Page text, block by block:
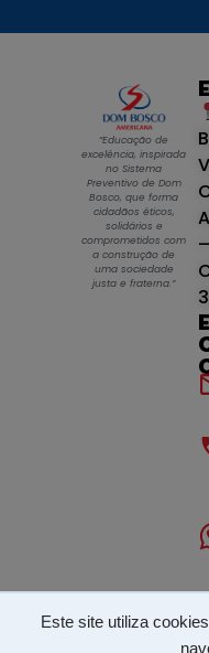
Este site utiliza
“Educação de
excelência, inspirada
no Sistema
Preventivo de Dom
Bosco, que forma
cidadãos éticos,
solidários e
comprometidos com
a construção de
uma sociedade
justa e fraterna.”
Portal de